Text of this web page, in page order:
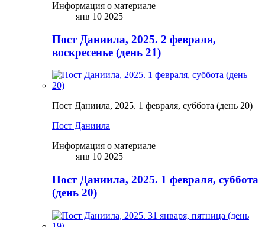
Информация о материале
янв 10 2025
Пост Даниила, 2025. 2 февраля,
воскресенье (день 21)
Пост Даниила, 2025. 1 февраля, суббота (день 20)
Пост Даниила
Информация о материале
янв 10 2025
Пост Даниила, 2025. 1 февраля, суббота
(день 20)